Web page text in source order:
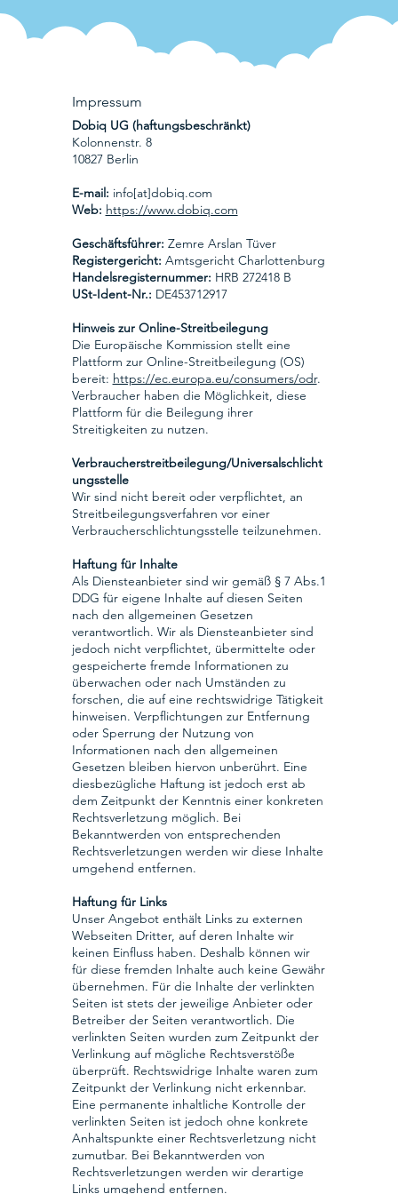
Impressum
Dobiq UG (haftungsbeschränkt)
Kolonnenstr. 8
10827 Berlin
E-mail: info[at]dobiq.com
Web: https://www.dobiq.com
Geschäftsführer: Zemre Arslan Tüver
Registergericht: Amtsgericht Charlottenburg
Handelsregisternummer: HRB 272418 B
USt-Ident-Nr.: DE453712917
Hinweis zur Online-Streitbeilegung
Die Europäische Kommission stellt eine
Plattform zur Online-Streitbeilegung (OS)
bereit: https://ec.europa.eu/consumers/odr.
Verbraucher haben die Möglichkeit, diese
Plattform für die Beilegung ihrer
Streitigkeiten zu nutzen.
Verbraucherstreitbeilegung/Universalschlicht
ungsstelle
Wir sind nicht bereit oder verpflichtet, an
Streitbeilegungsverfahren vor einer
Verbraucherschlichtungsstelle teilzunehmen.
Haftung für Inhalte
Als Diensteanbieter sind wir gemäß § 7 Abs.1
DDG für eigene Inhalte auf diesen Seiten
nach den allgemeinen Gesetzen
verantwortlich. Wir als Diensteanbieter sind
jedoch nicht verpflichtet, übermittelte oder
gespeicherte fremde Informationen zu
überwachen oder nach Umständen zu
forschen, die auf eine rechtswidrige Tätigkeit
hinweisen. Verpflichtungen zur Entfernung
oder Sperrung der Nutzung von
Informationen nach den allgemeinen
Gesetzen bleiben hiervon unberührt. Eine
diesbezügliche Haftung ist jedoch erst ab
dem Zeitpunkt der Kenntnis einer konkreten
Rechtsverletzung möglich. Bei
Bekanntwerden von entsprechenden
Rechtsverletzungen werden wir diese Inhalte
umgehend entfernen.
Haftung für Links
Unser Angebot enthält Links zu externen
Webseiten Dritter, auf deren Inhalte wir
keinen Einfluss haben. Deshalb können wir
für diese fremden Inhalte auch keine Gewähr
übernehmen. Für die Inhalte der verlinkten
Seiten ist stets der jeweilige Anbieter oder
Betreiber der Seiten verantwortlich. Die
verlinkten Seiten wurden zum Zeitpunkt der
Verlinkung auf mögliche Rechtsverstöße
überprüft. Rechtswidrige Inhalte waren zum
Zeitpunkt der Verlinkung nicht erkennbar.
Eine permanente inhaltliche Kontrolle der
verlinkten Seiten ist jedoch ohne konkrete
Anhaltspunkte einer Rechtsverletzung nicht
zumutbar. Bei Bekanntwerden von
Rechtsverletzungen werden wir derartige
Links umgehend entfernen.